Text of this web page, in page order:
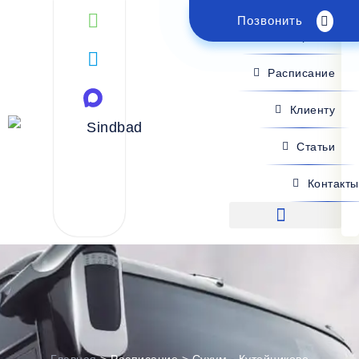
Позвонить
Поиск рейса
Расписание
Клиенту
Статьи
Контакты